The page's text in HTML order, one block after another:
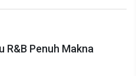
R&B Penuh Makna